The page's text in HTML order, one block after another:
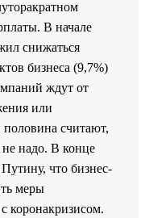
В начале
снижаться
бизнеса (9,7%)
ждут от
или
половина считают,
не надо. В конце
что бизнес-
меры
коронакризисом.